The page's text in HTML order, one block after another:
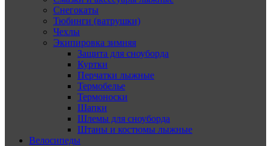
Снегокаты
Тюбинги (ватрушки)
Чехлы
Экипировка зимняя
Защита для сноуборда
Куртки
Перчатки лыжные
Термобелье
Термоноски
Шапки
Шлемы для сноуборда
Штаны и костюмы лыжные
Велосипеды